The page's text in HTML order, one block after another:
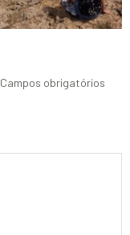
Campos obrigatórios